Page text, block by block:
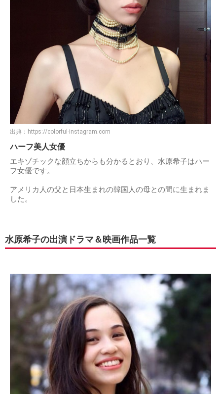
出典： https://colorful-instagram.com
ハーフ美人女優
エキゾチックな顔立ちからも分かるとおり、水原希子はハー
フ女優です。
アメリカ人の父と日本生まれの韓国人の母との間に生まれま
した。
水原希子の出演ドラマ＆映画作品一覧